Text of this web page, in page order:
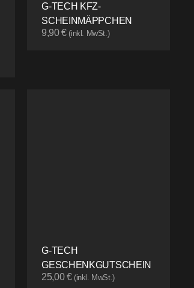
G-TECH KFZ-
SCHEINMÄPPCHEN
9,90€ (inkl. MwSt.)
G-TECH
GESCHENKGUTSCHEIN
25,00€ (inkl. MwSt.)